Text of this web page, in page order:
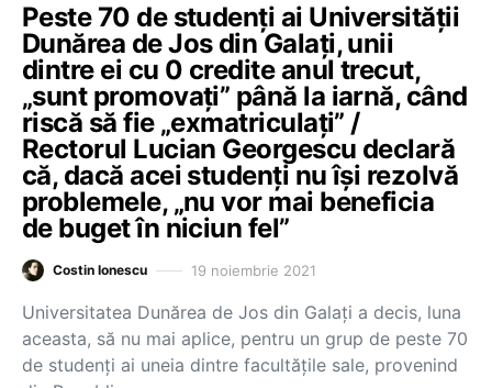
Peste 70 de studenți ai Universității
Dunărea de Jos din Galați, unii
dintre ei cu 0 credite anul trecut,
„sunt promovați” până la iarnă, când
riscă să fie „exmatriculați” /
Rectorul Lucian Georgescu declară
că, dacă acei studenți nu își rezolvă
problemele, „nu vor mai beneficia
de buget în niciun fel”
Costin Ionescu 19 noiembrie 2021
Universitatea Dunărea de Jos din Galați a decis, luna
aceasta, să nu mai aplice, pentru un grup de peste 70
de studenți ai uneia dintre facultățile sale, provenind